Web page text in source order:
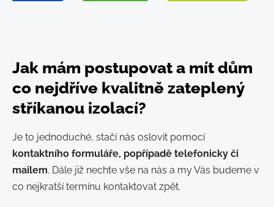
Jak mám postupovat a mít dům
co nejdříve kvalitně zateplený
stříkanou izolací?
Je to jednoduché, stačí nás oslovit pomocí
kontaktního formuláře, popřípadě telefonicky či
mailem. Dále již nechte vše na nás a my Vás budeme v
co nejkratší termínu kontaktovat zpět.